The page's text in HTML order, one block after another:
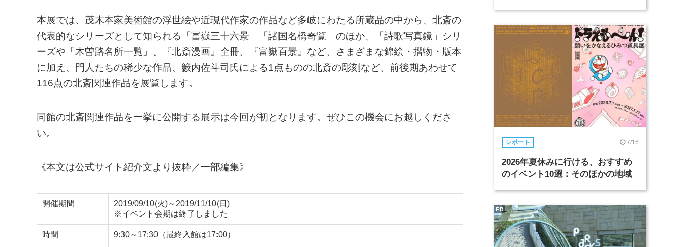
本展では、茂木本家美術館の浮世絵や近現代作家の作品など多岐にわたる所蔵品の中から、北斎の
代表的なシリーズとして知られる「冨嶽三十六景」「諸国名橋奇覧」のほか、「詩歌写真鏡」シリ
ーズや「木曽路名所一覧」、『北斎漫画』全冊、『富嶽百景』など、さまざまな錦絵・摺物・版本
に加え、門人たちの稀少な作品、籔内佐斗司氏による1点ものの北斎の彫刻など、前後期あわせて
116点の北斎関連作品を展覧します。
同館の北斎関連作品を一挙に公開する展示は今回が初となります。ぜひこの機会にお越しくださ
い。
《本文は公式サイト紹介文より抜粋／一部編集》
開催期間
2019/09/10(火)～2019/11/10(日)
※イベント会期は終了しました
時間 9:30～17:30（最終入館は17:00）
レポート 7/16
2026年夏休みに行ける、おすすめ
のイベント10選：そのほかの地域
PR